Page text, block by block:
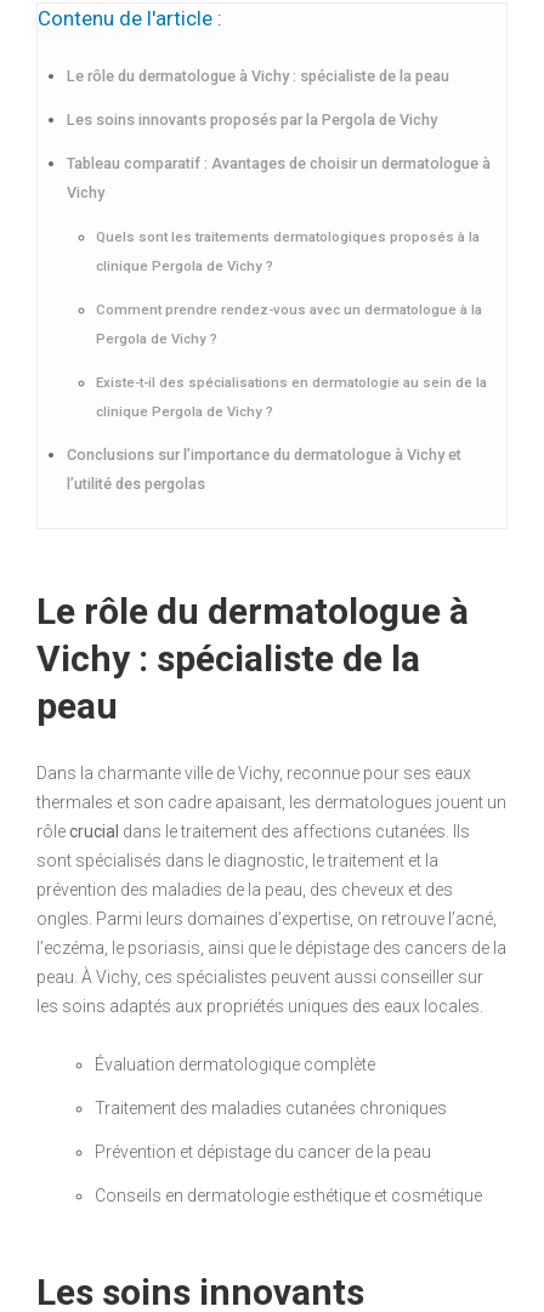
Contenu de l'article :
Le rôle du dermatologue à Vichy : spécialiste de la peau
Les soins innovants proposés par la Pergola de Vichy
Tableau comparatif : Avantages de choisir un dermatologue à
Vichy
Quels sont les traitements dermatologiques proposés à la
clinique Pergola de Vichy ?
Comment prendre rendez-vous avec un dermatologue à la
Pergola de Vichy ?
Existe-t-il des spécialisations en dermatologie au sein de la
clinique Pergola de Vichy ?
Conclusions sur l’importance du dermatologue à Vichy et
l’utilité des pergolas
Le rôle du dermatologue à
Vichy : spécialiste de la
peau
Dans la charmante ville de Vichy, reconnue pour ses eaux
thermales et son cadre apaisant, les dermatologues jouent un
rôlecrucial dans le traitement des affections cutanées. Ils
sont spécialisés dans le diagnostic, le traitement et la
prévention des maladies de la peau, des cheveux et des
ongles. Parmi leurs domaines d’expertise, on retrouve l’acné,
l’eczéma, le psoriasis, ainsi que le dépistage des cancers de la
peau. À Vichy, ces spécialistes peuvent aussi conseiller sur
les soins adaptés aux propriétés uniques des eaux locales.
Évaluation dermatologique complète
Traitement des maladies cutanées chroniques
Prévention et dépistage du cancer de la peau
Conseils en dermatologie esthétique et cosmétique
Les soins innovants